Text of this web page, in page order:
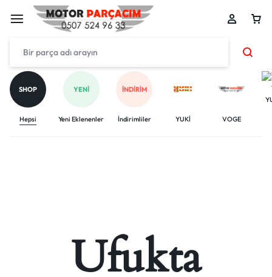
SHOP
Hepsi
YENI
Yeni Eklenenler
İNDIRIM
İndirimliler YUKİ VOGE
Ufukta